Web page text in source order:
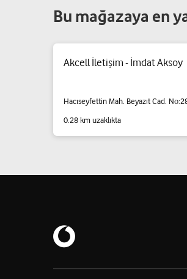
Bu mağazaya en
Akcell İletişim - İmdat Aksoy
Hacıseyfettin Mah. Beyazıt Cad.
0.28 km uzaklıkta